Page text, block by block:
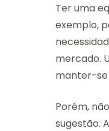
Ter uma
exemplo,
mercado.
manter-se
Porém,
sugestão.